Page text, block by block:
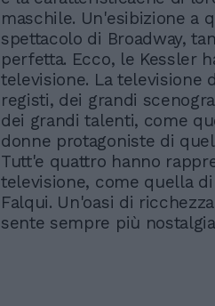
maschile. Un'esibizione a
spettacolo di Broadway,
perfetta. Ecco, le Kessler
televisione. La televisione
registi, dei grandi
dei grandi talenti, come
donne protagoniste di
Tutt'e quattro hanno
televisione, come quella
Falqui. Un'oasi di
sente sempre più